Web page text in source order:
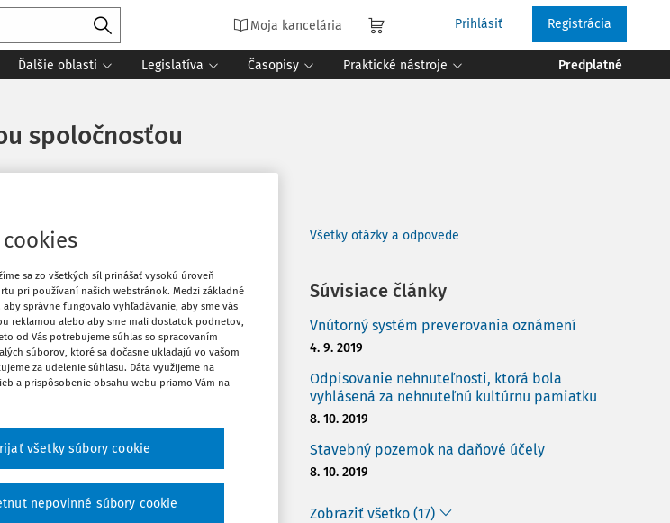
Moja kancelária Prihlásiť Registrácia
Ďalšie oblasti Legislatíva Časopisy Praktické nástroje Predplatné
spoločnosťou
akciovej
vlastní 50 %
Prihláste sa
Obľúbené
Stiahnuť
Poznámka
Všetky otázky a odpovede
Súvisiace články
Vnútorný systém preverovania oznámení
4. 9. 2019
Odpisovanie nehnuteľnosti, ktorá bola
vyhlásená za nehnuteľnú kultúrnu pamiatku
8. 10. 2019
Stavebný pozemok na daňové účely
8. 10. 2019
Zobraziť všetko (17)
sa zo všetkých síl prinášať vysokú úroveň
pri používaní našich webstránok. Medzi základné
správne fungovalo vyhľadávanie, aby sme vás
reklamou alebo aby sme mali dostatok podnetov,
od Vás potrebujeme súhlas so spracovaním
súborov, ktoré sa dočasne ukladajú vo vašom
za udelenie súhlasu. Dáta využijeme na
a prispôsobenie obsahu webu priamo Vám na
nepovinné súbory cookie
všetky súbory cookie